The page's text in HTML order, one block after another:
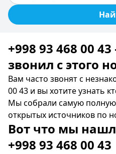
+998 93 468 00
звонил c этого
Вам часто звонят с
00 43 и вы хотите узнать
Мы собрали самую
открытых источников по
Вот что мы
+998 93 468 00 43